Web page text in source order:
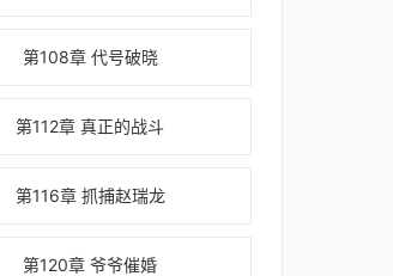
第108章 代号破晓
第112章 真正的战斗
第116章 抓捕赵瑞龙
第120章 爷爷催婚